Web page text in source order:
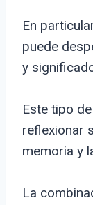
En
puede
y
Este tipo
reflexionar
memoria y
La